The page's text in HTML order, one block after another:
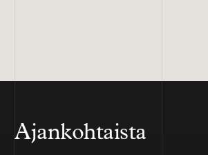
Ajankohtaista